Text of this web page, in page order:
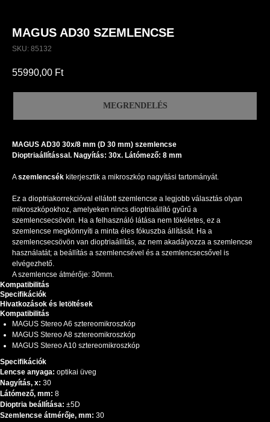
MAGUS AD30 SZEMLENCSE
SKU: 85132
55990,00 Ft
MEGRENDELÉS
MAGUS AD30 30х/8 mm (D 30 mm) szemlencse
Dioptriaállítással. Nagyítás: 30x. Látómező: 8 mm
Aszemlencsék kiterjesztik a mikroszkóp nagyítási tartományát.
Ez a dioptriakorrekcióval ellátott szemlencse a legjobb választás olyan
mikroszkópokhoz, amelyeken nincs dioptriaállító gyűrű a
szemlencsecsövön. Ha a felhasználó látása nem tökéletes, ez a
szemlencse megkönnyíti a minta éles fókuszba állítását. Ha a
szemlencsecsövön van dioptriaállítás, az nem akadályozza a szemlencse
használatát; a beállítás a szemlencsével és a szemlencsecsővel is
elvégezhető.
A szemlencse átmérője: 30mm.
Kompatibilitás
Specifikációk
Hivatkozások és letöltések
Kompatibilitás
MAGUS Stereo A6 sztereomikroszkóp
MAGUS Stereo A8 sztereomikroszkóp
MAGUS Stereo A10 sztereomikroszkóp
Specifikációk
Lencse anyaga: optikai üveg
Nagyítás, x: 30
Látómező, mm: 8
Dioptria beállítása: ±5D
Szemlencse átmérője, mm: 30